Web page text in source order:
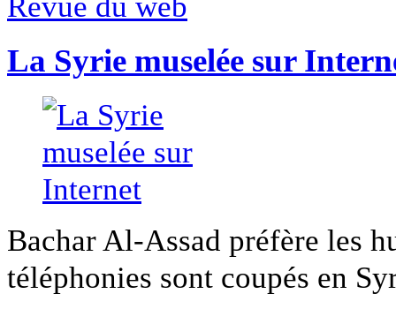
La Syrie muselée sur
Bachar Al-Assad préfère les
téléphonies sont coupés en